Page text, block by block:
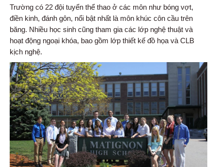
Trường có 22 đội tuyển thể thao ở các môn như bóng vợt,
điền kinh, đánh gôn, nổi bật nhất là môn khúc côn cầu trên
băng. Nhiều học sinh cũng tham gia các lớp nghệ thuật và
hoạt động ngoại khóa, bao gồm lớp thiết kế đồ họa và CLB
kịch nghệ.